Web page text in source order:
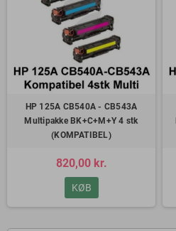
HP 125A CB540A - CB543A
Multipakke BK+C+M+Y 4 stk
(KOMPATIBEL)
820,00 kr.
KØB